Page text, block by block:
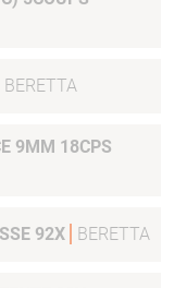
BERETTA
9MM 18CPS
92X BERETTA